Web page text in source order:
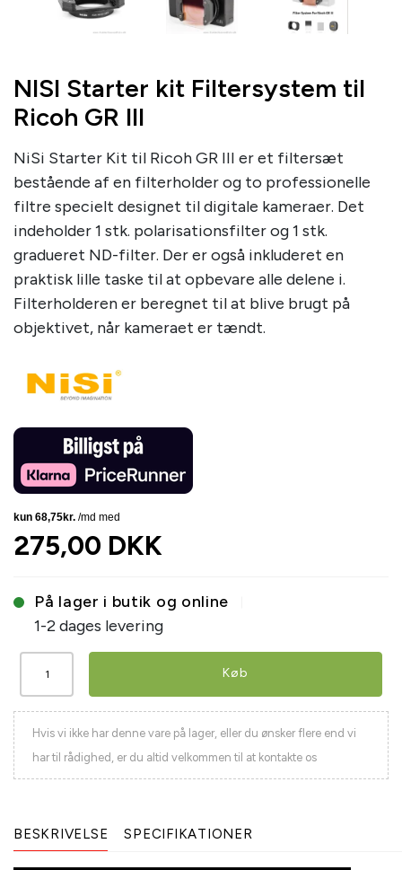
NISI Starter kit Filtersystem til
Ricoh GR III
NiSi Starter Kit til Ricoh GR III er et filtersæt
bestående af en filterholder og to professionelle
filtre specielt designet til digitale kameraer. Det
indeholder 1 stk. polarisationsfilter og 1 stk.
gradueret ND-filter. Der er også inkluderet en
praktisk lille taske til at opbevare alle delene i.
Filterholderen er beregnet til at blive brugt på
objektivet, når kameraet er tændt.
275,00 DKK
På lager i butik og online
1-2 dages levering
Køb
Hvis vi ikke har denne vare på lager, eller du ønsker flere end vi
har til rådighed, er du altid velkommen til at kontakte os
BESKRIVELSE SPECIFIKATIONER